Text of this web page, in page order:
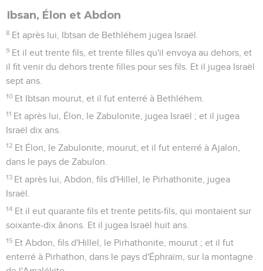
Ibsan, Élon et Abdon
8 Et après lui, Ibtsan de Bethléhem jugea Israël.
9 Et il eut trente fils, et trente filles qu'il envoya au dehors, et
il fit venir du dehors trente filles pour ses fils. Et il jugea Israël
sept ans.
10 Et Ibtsan mourut, et il fut enterré à Bethléhem.
11 Et après lui, Élon, le Zabulonite, jugea Israël ; et il jugea
Israël dix ans.
12 Et Élon, le Zabulonite, mourut, et il fut enterré à Ajalon,
dans le pays de Zabulon.
13 Et après lui, Abdon, fils d'Hillel, le Pirhathonite, jugea
Israël.
14 Et il eut quarante fils et trente petits-fils, qui montaient sur
soixante-dix ânons. Et il jugea Israël huit ans.
15 Et Abdon, fils d'Hillel, le Pirhathonite, mourut ; et il fut
enterré à Pirhathon, dans le pays d'Éphraïm, sur la montagne